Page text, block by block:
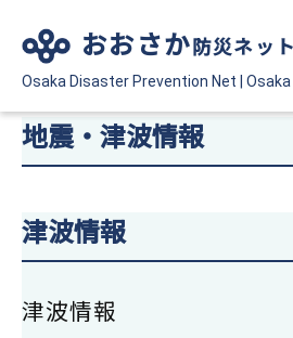
おおさか 防災ネット
Osaka Disaster Prevention Net
地震・津波情報
津波情報
津波情報